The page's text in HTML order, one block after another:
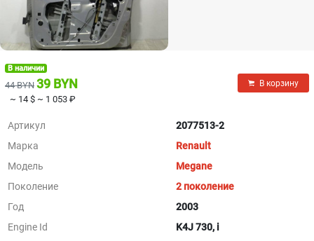
В наличии
44 BYN 39 BYN
~ 14 $ ~ 1 053 ₽
В корзину
Артикул
2077513-2
Марка
Renault
Модель
Megane
Поколение
2 поколение
Год
2003
Engine Id
K4J 730, i